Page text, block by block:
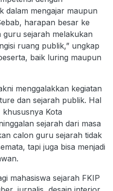
dalam mengajar maupun
harapan besar ke
sejarah melakukan
ruang publik,” ungkap
baik luring maupun
menggalakkan kegiatan
dan sejarah publik. Hal
Kota
sejarah dari masa
calon guru sejarah tidak
tapi juga bisa menjadi
mahasiswa sejarah FKIP